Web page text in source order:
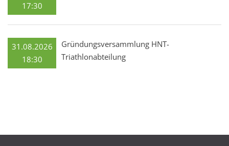
17:30
31.08.2026
18:30
Gründungsversammlung HNT-
Triathlonabteilung